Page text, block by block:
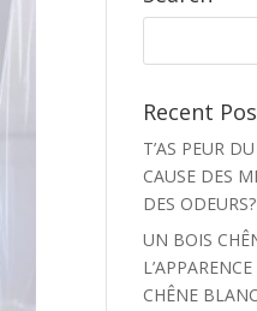
Recent
T’AS PEUR
CAUSE DES
DES ODEURS?
UN BOIS
CHÊNE